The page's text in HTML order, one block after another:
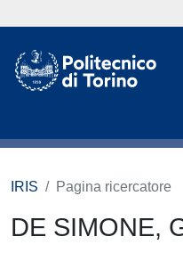
IRIS Pagina ricercatore
DE SIMONE,